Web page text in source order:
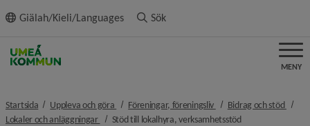
innehållet
Giälah/Kieli/Languages Sök
MENY
Startsida Uppleva och göra nivå i brödsmulenavigeringen
Föreningar, föreningsliv nivå i
Bidrag och stöd nivå
Lokaler och anläggningar nivå i brödsmulenavigeringen
Stöd till lokalhyra, verksamhetsstödnivå i